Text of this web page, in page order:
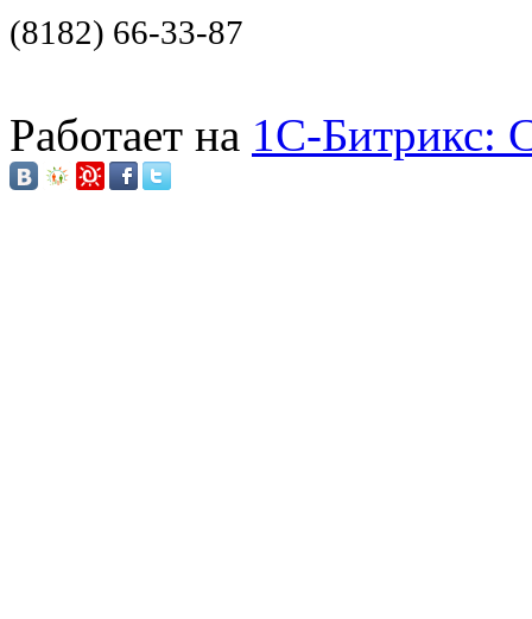
(8182) 66-33-87
Работает на 1C-Битрикс: